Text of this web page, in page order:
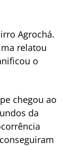
Agrochá.
relatou
o
chegou ao
da